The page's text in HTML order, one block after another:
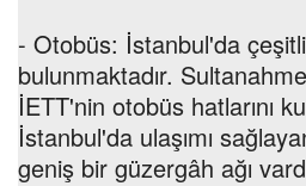
- Otobüs: İstanbul'da
bulunmaktadır.
İETT'nin otobüs hatlarını
İstanbul'da ulaşımı
geniş bir güzergâh ağı